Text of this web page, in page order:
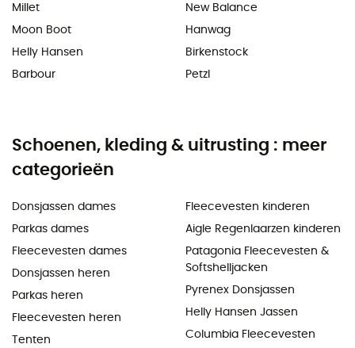
Millet
Moon Boot
Helly Hansen
Barbour
New Balance
Hanwag
Birkenstock
Petzl
Schoenen, kleding & uitrusting : meer
categorieën
Donsjassen dames
Parkas dames
Fleecevesten dames
Donsjassen heren
Parkas heren
Fleecevesten heren
Tenten
Fleecevesten kinderen
Aigle Regenlaarzen kinderen
Patagonia Fleecevesten &
Softshelljacken
Pyrenex Donsjassen
Helly Hansen Jassen
Columbia Fleecevesten